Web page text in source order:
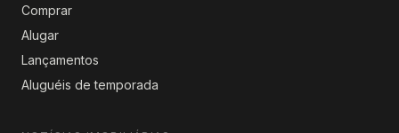
Comprar
Alugar
Lançamentos
Aluguéis de temporada